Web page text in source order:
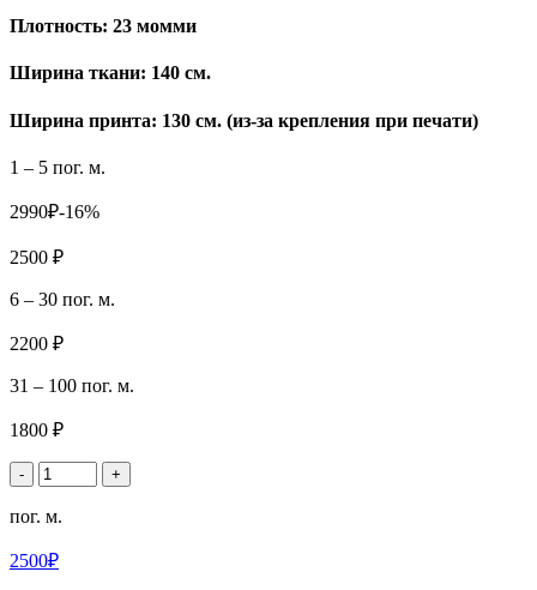
Плотность: 23 момми
Ширина ткани: 140 см.
Ширина принта: 130 см. (из-за крепления при печати)
1 – 5 пог. м.
2990₽-16%
2500 ₽
6 – 30 пог. м.
2200 ₽
31 – 100 пог. м.
1800 ₽
- +
пог. м.
2500₽